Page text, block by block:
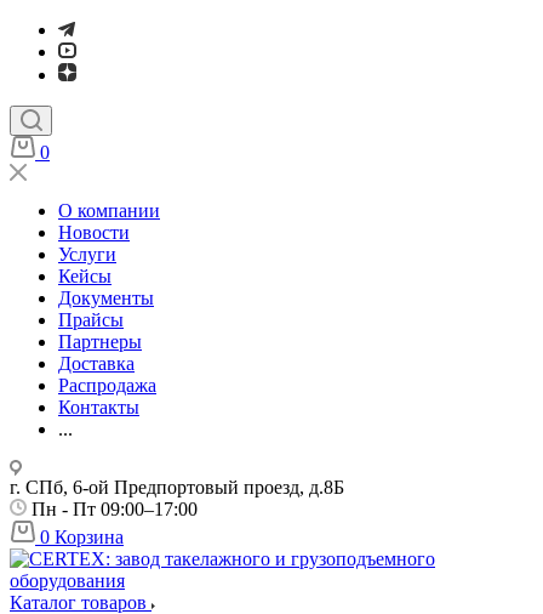
0
О компании
Новости
Услуги
Кейсы
Документы
Прайсы
Партнеры
Доставка
Распродажа
Контакты
...
г. СПб, 6-ой Предпортовый проезд, д.8Б
Пн - Пт 09:00–17:00
0 Корзина
Каталог товаров